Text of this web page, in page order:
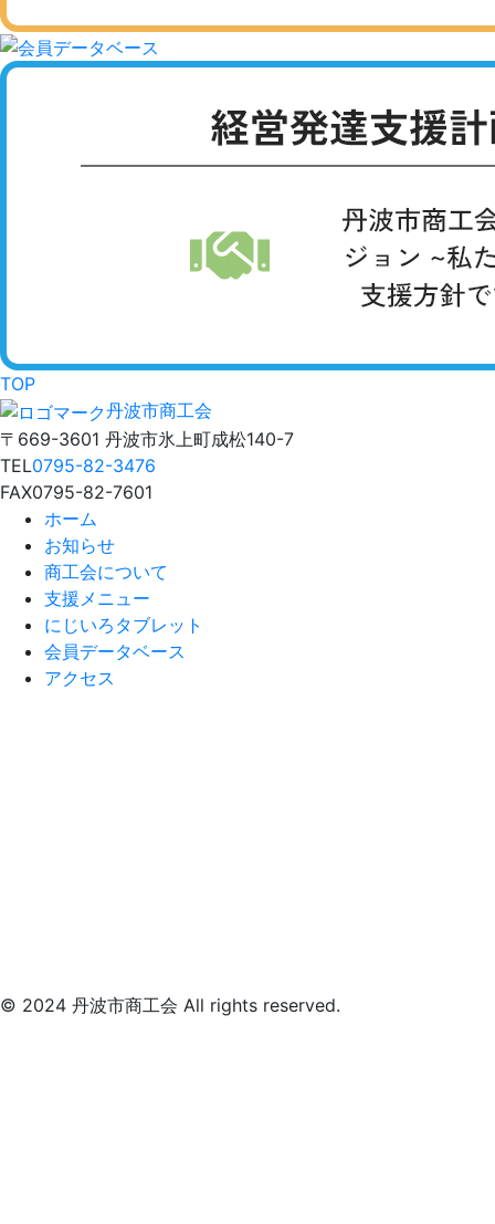
TOP
丹波市商工会
〒669-3601 丹波市氷上町成松140-7
TEL0795-82-3476
FAX0795-82-7601
ホーム
お知らせ
商工会について
支援メニュー
にじいろタブレット
会員データベース
アクセス
© 2024 丹波市商工会 All rights reserved.